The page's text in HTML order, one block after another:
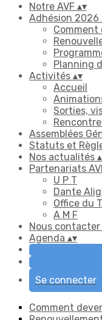
Notre AVF ▴▾
Adhésion 2026
Comment
Planning
Activités ▴▾
Accueil
Sorties,
Assemblées
Statuts et
Nos actualités ▴
Partenariats
U P T
Dante
Office du
A M F
Nous contacter
Agenda ▴▾
Se connecter
Comment